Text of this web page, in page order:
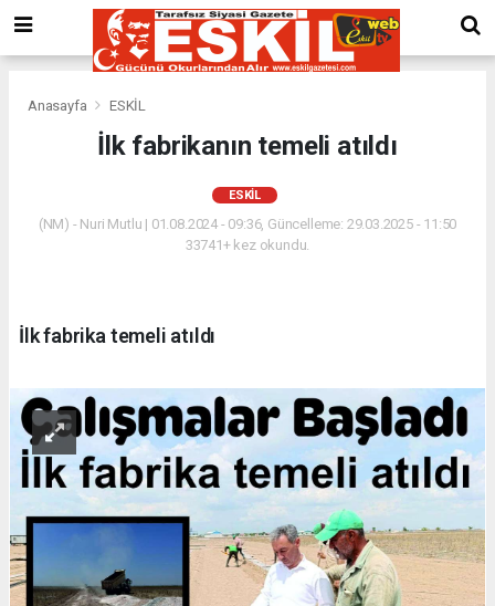
Anasayfa ESKİL
İlk fabrikanın temeli atıldı
ESKİL
(NM) - Nuri Mutlu | 01.08.2024 - 09:36, Güncelleme: 29.03.2025 - 11:50
33741+ kez okundu.
İlk fabrika temeli atıldı